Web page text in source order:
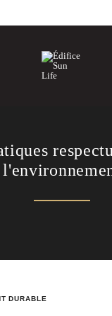
DURABLE